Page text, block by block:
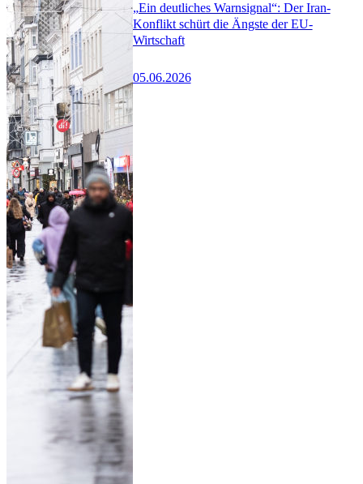
„Ein deutliches Warnsignal“: Der Iran-
Konflikt schürt die Ängste der EU-
Wirtschaft
05.06.2026